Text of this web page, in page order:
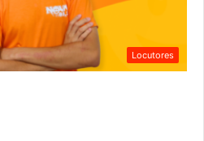
Locutores